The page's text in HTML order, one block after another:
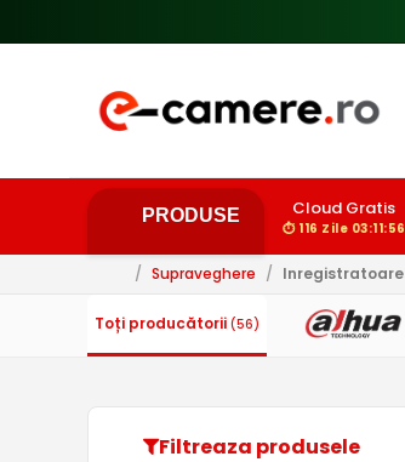
PRODUSE Cloud Gratis
⏱ 116 Zile 03:11:56
/ Supraveghere / Inregistratoare
Toți producătorii (56)
Filtreaza produsele